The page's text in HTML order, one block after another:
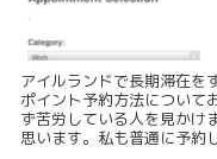
アイルランドで長期滞在を
ポイント予約方法について
ず苦労している人を見かけ
思います。私も普通に予約